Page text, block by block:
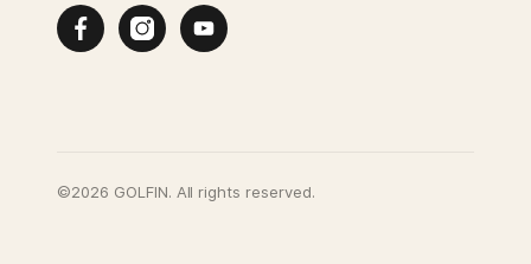
©2026 GOLFIN. All rights reserved.